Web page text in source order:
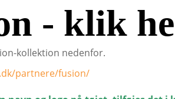
- klik
kollektion nedenfor.
partnere/fusion/